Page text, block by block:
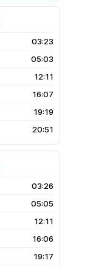
03:23
05:03
12:11
16:07
19:19
20:51
03:26
05:05
12:11
16:06
19:17